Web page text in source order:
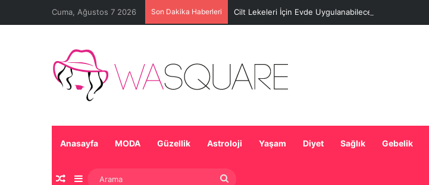
Cuma, Ağustos 7 2026 Son Dakika Haberleri Cilt Lekeleri İçin Evde Uygulanabilecek Basit Maskeler
Anasayfa MODA Güzellik Astroloji Yaşam Diyet Sağlık Gebelik
Rastgele Makale
Kenar Bölmesi